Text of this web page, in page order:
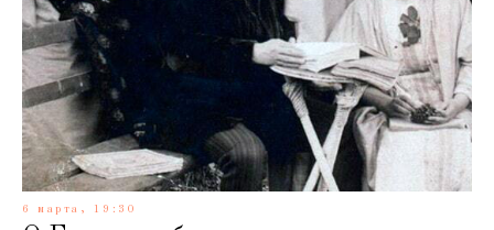
6 марта, 19:30